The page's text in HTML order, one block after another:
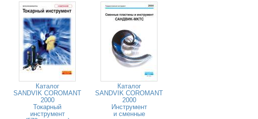
Каталог
SANDVIK COROMANT
2000
Токарный
инструмент
Каталог
SANDVIK COROMANT
2000
Инструмент
и сменные